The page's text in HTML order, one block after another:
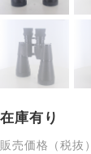
在庫有り
販売価格（税抜）